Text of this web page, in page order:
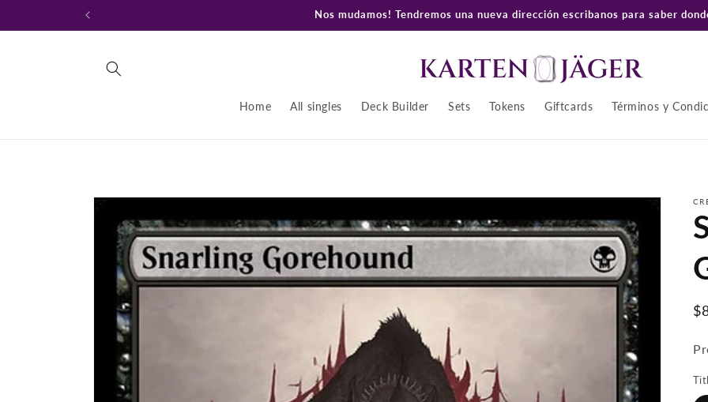
directamente
al contenido
Nos mudamos! Tendremos una nueva dirección escribanos para saber
Home All singles Deck Builder Sets Tokens Giftcards Términos y
directamente
información
del producto